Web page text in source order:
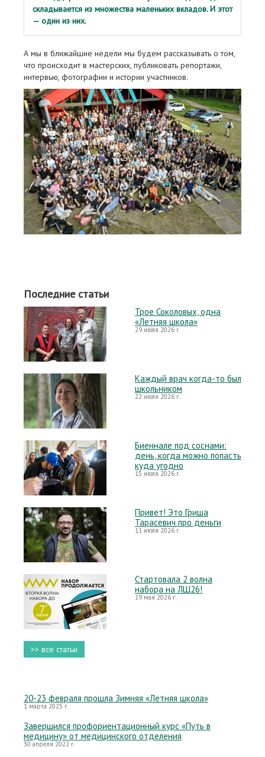
складывается из множества маленьких вкладов. И этот
— один из них.
А мы в ближайшие недели мы будем рассказывать о том,
что происходит в мастерских, публиковать репортажи,
интервью, фотографии и истории участников.
Последние статьи
Трое Соколовых, одна
«Летняя школа»
29 июля 2026 г.
Каждый врач когда-то был
школьником
22 июля 2026 г.
Биеннале под соснами:
день, когда можно попасть
куда угодно
15 июля 2026 г.
Привет! Это Гриша
Тарасевич про деньги
11 июля 2026 г.
Стартовала 2 волна
набора на ЛШ26!
19 мая 2026 г.
>> все статьи
20-23 февраля прошла Зимняя «Летняя школа»
1 марта 2025 г.
Завершился профориентационный курс «Путь в
медицину» от медицинского отделения
30 апреля 2022 г.